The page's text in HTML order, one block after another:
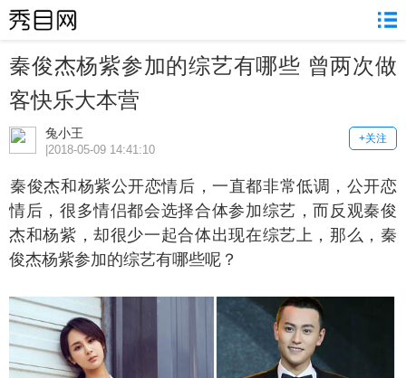
秦俊杰杨紫参加的综艺有哪些 曾两次做
客快乐大本营
兔小王 +关注
|2018-05-09 14:41:10
杰和杨紫公开恋情后，一直都非常低调，公开恋
情后，很多情侣都会选择合体参加综艺，而反观秦俊
杰和杨紫，却很少一起合体出现在综艺上，那么，秦
俊杰杨紫参加的综艺有哪些呢？